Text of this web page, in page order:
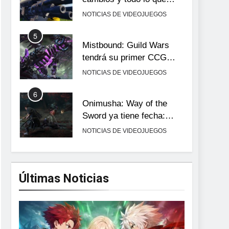
llega con el lanzamiento
NOTICIAS DE VIDEOJUEGOS
5
Mistbound: Guild Wars
tendrá su primer CCG
digital para PC y móviles
NOTICIAS DE VIDEOJUEGOS
6
Onimusha: Way of the
Sword ya tiene fecha:
Capcom lanza demo
NOTICIAS DE VIDEOJUEGOS
7
No Rest for the Wicked
confirma su versión 1.0
NOTICIAS DE VIDEOJUEGOS
8
Stuntman: Hollywood
Últimas Noticias